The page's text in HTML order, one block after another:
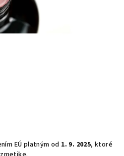
EÚ platným od 1. 9. 2025, ktoré